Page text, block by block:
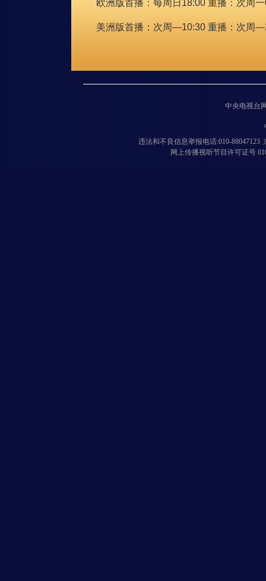
欧洲版首播：每周日18:00 重播：次周一
美洲版首播：次周—10:30 重播：次周
中央电视台
违法和不良信息举报电话:010-88047123
网上传播视听节目许可证号